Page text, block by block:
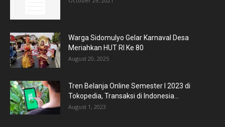
Warga Sidomulyo Gelar Karnaval Desa
Meriahkan HUT RI Ke 80
August 20, 2025
Tren Belanja Online Semester I 2023 di
Tokopedia, Transaksi di Indonesia...
August 1, 2023